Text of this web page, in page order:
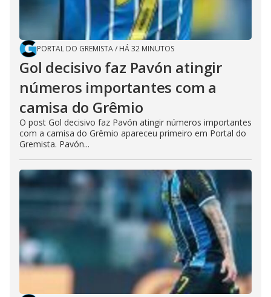
PORTAL DO GREMISTA/ HÁ 32 MINUTOS
Gol decisivo faz Pavón atingir
números importantes com a
camisa do Grêmio
O post Gol decisivo faz Pavón atingir números importantes
com a camisa do Grêmio apareceu primeiro em Portal do
Gremista. Pavón...